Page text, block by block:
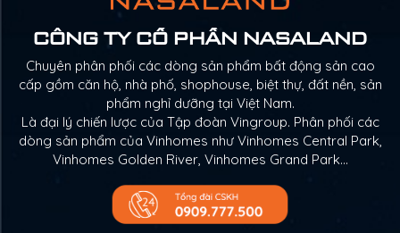
CÔNG TY CỔ PHẦN NASALAND
Chuyên phân phối các dòng sản phẩm bất động sản cao
cấp gồm căn hộ, nhà phố, shophouse, biệt thự, đất nền, sản
phẩm nghỉ dưỡng tại Việt Nam.
Là đại lý chiến lược của Tập đoàn Vingroup. Phân phối các
dòng sản phẩm của Vinhomes như Vinhomes Central Park,
Vinhomes Golden River, Vinhomes Grand Park…